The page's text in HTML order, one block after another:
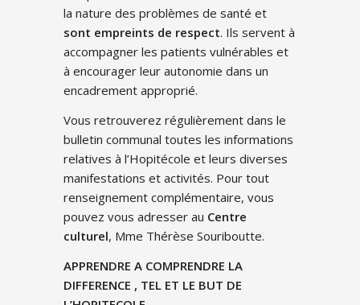
la nature des problèmes de santé et
sont empreints de respect. Ils servent à
accompagner les patients vulnérables et
à encourager leur autonomie dans un
encadrement approprié.
Vous retrouverez régulièrement dans le
bulletin communal toutes les informations
relatives à l’Hopitécole et leurs diverses
manifestations et activités. Pour tout
renseignement complémentaire, vous
pouvez vous adresser au Centre
culturel, Mme Thérèse Souriboutte.
APPRENDRE A COMPRENDRE LA
DIFFERENCE , TEL ET LE BUT DE